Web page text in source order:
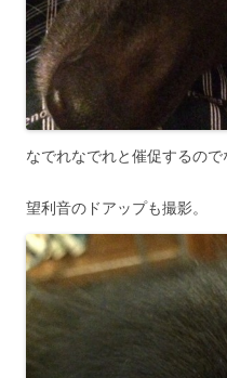
なでれなでれと催促するので
望利音のドアップも撮影。